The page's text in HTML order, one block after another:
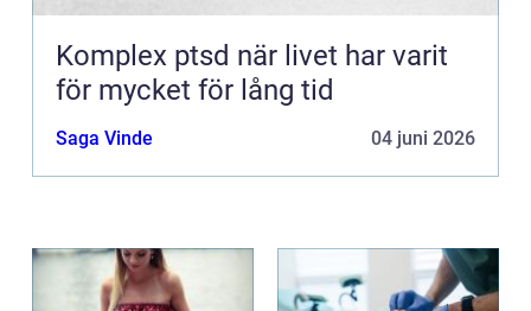
Komplex ptsd när livet har varit
för mycket för lång tid
Saga Vinde 04 juni 2026